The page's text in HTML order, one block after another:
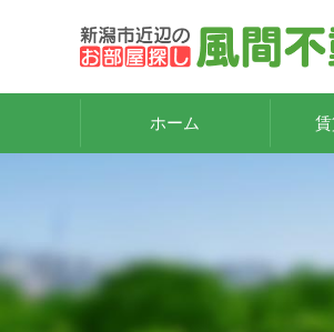
ホーム